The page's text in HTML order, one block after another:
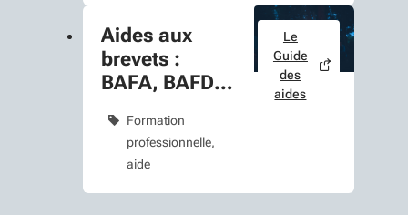
Aides aux
brevets :
BAFA, BAFD,
Formation
professionnelle
aide
Le
Guide
des
aides